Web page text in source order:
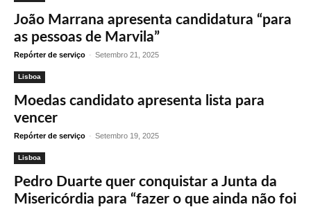
João Marrana apresenta candidatura “para
as pessoas de Marvila”
Repórter de serviço - Setembro 21, 2025
Lisboa
Moedas candidato apresenta lista para
vencer
Repórter de serviço - Setembro 19, 2025
Lisboa
Pedro Duarte quer conquistar a Junta da
Misericórdia para “fazer o que ainda não foi